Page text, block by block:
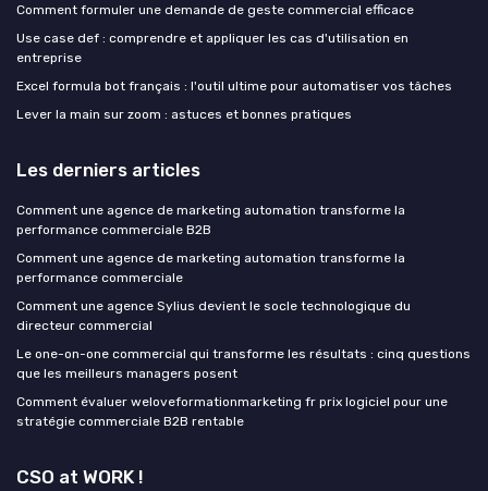
Comment formuler une demande de geste commercial efficace
Use case def : comprendre et appliquer les cas d'utilisation en
entreprise
Excel formula bot français : l'outil ultime pour automatiser vos tâches
Lever la main sur zoom : astuces et bonnes pratiques
Les derniers articles
Comment une agence de marketing automation transforme la
performance commerciale B2B
Comment une agence de marketing automation transforme la
performance commerciale
Comment une agence Sylius devient le socle technologique du
directeur commercial
Le one-on-one commercial qui transforme les résultats : cinq questions
que les meilleurs managers posent
Comment évaluer weloveformationmarketing fr prix logiciel pour une
stratégie commerciale B2B rentable
CSO at WORK !